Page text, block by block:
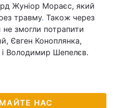
Жуніор Мораєс, який
травму. Також через
змогли потрапити
Євген Коноплянка,
і Володимир Шепелєв.
НАС